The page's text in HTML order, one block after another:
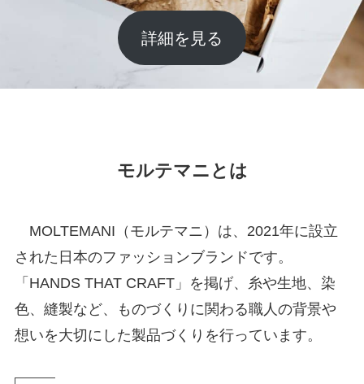
詳細を見る
モルテマニとは
MOLTEMANI（モルテマニ）は、2021年に設立
された日本のファッションブランドです。
「HANDS THAT CRAFT」を掲げ、糸や生地、染
色、縫製など、ものづくりに関わる職人の背景や
想いを大切にした製品づくりを行っています。